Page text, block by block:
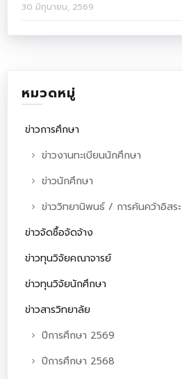
30 มิถุนายน, 2569
หมวดหมู่
ข่าวการศึกษา
ข่าวงานทะเบียนนักศึกษา
ข่าวนักศึกษา
ข่าววิทยานิพนธ์ / การค้นคว้าอิสระ
ข่าวจัดซื้อจัดจ้าง
ข่าวทุนวิจัยคณาจารย์
ข่าวทุนวิจัยนักศึกษา
ข่าวสารวิทยาลัย
ปีการศึกษา 2569
ปีการศึกษา 2568